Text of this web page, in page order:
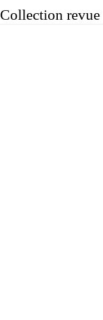
Collection revue